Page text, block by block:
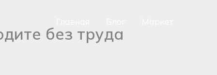
без труда